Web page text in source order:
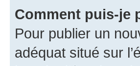
Comment puis-je
Pour publier un
adéquat situé sur